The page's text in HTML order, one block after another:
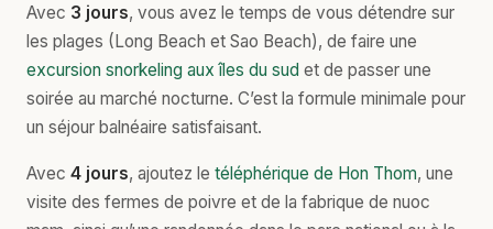
Avec 3 jours, vous avez le temps de vous détendre sur
les plages (Long Beach et Sao Beach), de faire une
excursion snorkeling aux îles du sud et de passer une
soirée au marché nocturne. C’est la formule minimale pour
un séjour balnéaire satisfaisant.
Avec 4 jours, ajoutez le téléphérique de Hon Thom, une
visite des fermes de poivre et de la fabrique de nuoc